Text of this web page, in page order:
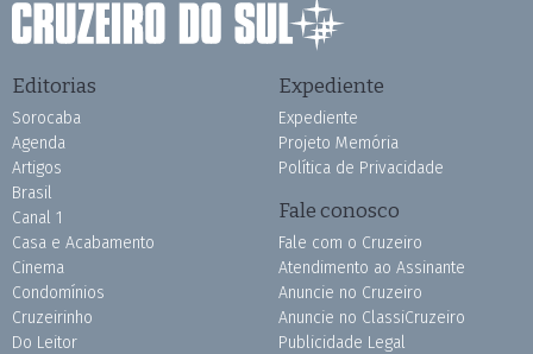
Editorias
Sorocaba
Agenda
Artigos
Brasil
Canal 1
Casa e Acabamento
Cinema
Condomínios
Cruzeirinho
Do Leitor
Expediente
Expediente
Projeto Memória
Política de Privacidade
Fale conosco
Fale com o Cruzeiro
Atendimento ao Assinante
Anuncie no Cruzeiro
Anuncie no ClassiCruzeiro
Publicidade Legal